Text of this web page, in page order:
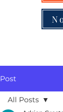
Post
All Posts